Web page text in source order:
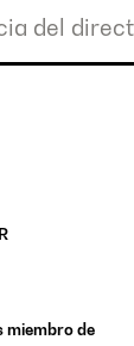
del
miembro de